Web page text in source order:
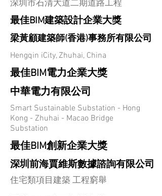
深圳市石清大道二期道路工程
最佳BIM建築設計企業大獎
梁黃顧建築師(香港)事務所有限公司
Hengqin iCity, Zhuhai, China
最佳BIM電力企業大獎
中華電力有限公司
Smart Sustainable Substation - Hong
Kong - Zhuhai - Macao Bridge
Substation
最佳BIM創新企業大獎
深圳前海賈維斯數據諮詢有限公司
住宅類項目建築 工程窮舉